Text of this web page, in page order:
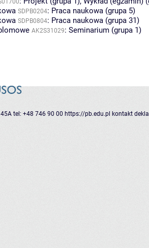
SDPB0204: Praca naukowa (grupa 5)
SDPB0804: Praca naukowa (grupa 31)
AK2S31029: Seminarium (grupa 1)
tel: +48 746 90 00 https://pb.edu.pl kontakt